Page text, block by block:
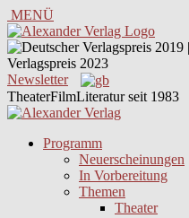
MENÜ
Newsletter
TheaterFilmLiteratur seit 1983
Programm
Neuerscheinungen
In Vorbereitung
Themen
Theater